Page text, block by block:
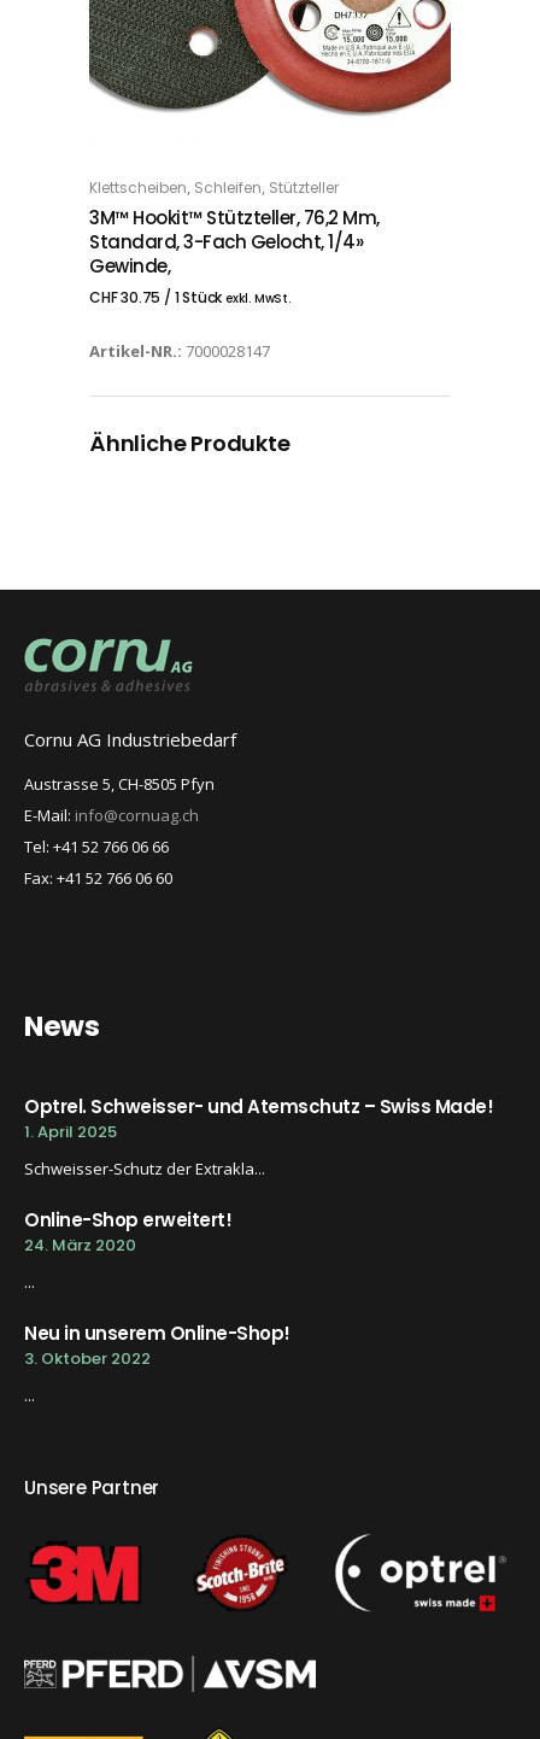
IN DEN WARENKORB
Klettscheiben, Schleifen, Stützteller
3M™ Hookit™ Stützteller, 76,2 Mm,
Standard, 3-Fach Gelocht, 1/4»
Gewinde,
CHF30.75 / 1 Stückexkl. MwSt.
Artikel-NR.: 7000028147
Ähnliche Produkte
Cornu AG Industriebedarf
Austrasse 5, CH-8505 Pfyn
E-Mail: info@cornuag.ch
Tel: +41 52 766 06 66
Fax: +41 52 766 06 60
News
Optrel. Schweisser- und Atemschutz – Swiss Made!
1. April 2025
Schweisser-Schutz der Extrakla...
Online-Shop erweitert!
24. März 2020
...
Neu in unserem Online-Shop!
3. Oktober 2022
...
Unsere Partner